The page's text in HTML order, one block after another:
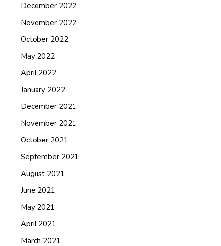
December 2022
November 2022
October 2022
May 2022
April 2022
January 2022
December 2021
November 2021
October 2021
September 2021
August 2021
June 2021
May 2021
April 2021
March 2021